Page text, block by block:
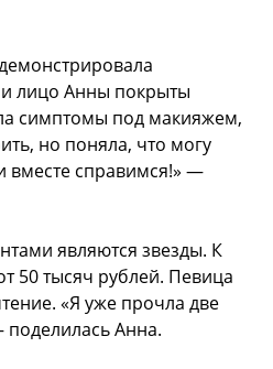
и лицо Анны покрыты
симптомы под макияжем,
но поняла, что могу
вместе справимся!» —
являются звезды. К
50 тысяч рублей. Певица
«Я уже прочла две
Анна.